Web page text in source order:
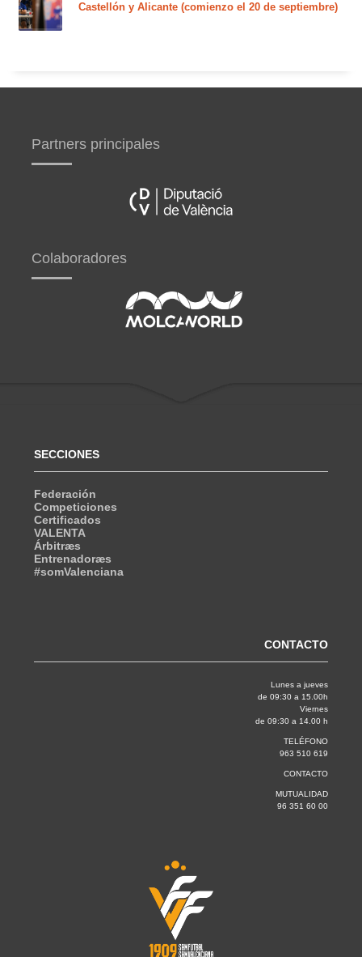
Castellón y Alicante (comienzo el 20 de septiembre)
Partners principales
Colaboradores
SECCIONES
Federación
Competiciones
Certificados
VALENTA
Árbitræs
Entrenadoræs
#somValenciana
CONTACTO
Lunes a jueves
de 09:30 a 15.00h
Viernes
de 09:30 a 14.00 h
TELÉFONO
963 510 619
CONTACTO
MUTUALIDAD
96 351 60 00